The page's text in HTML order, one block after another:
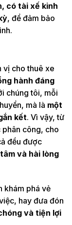
có tài xế kinh
, để đảm bảo
vị cho thuê xe
hành đáng
chúng tôi, mỗi
mà là một
kết. Vì vậy, từ
công, cho
đều được
và hài lòng
khám phá vẻ
hay đưa đón
và tiện lợi